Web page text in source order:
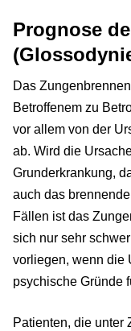
Prognose
Das
Betroffenem zu
vor allem von der
ab. Wird die
Grunderkrankung,
auch das
Fällen ist das
sich nur sehr
vorliegen, wenn die
psychische Gründe
Patienten, die unter